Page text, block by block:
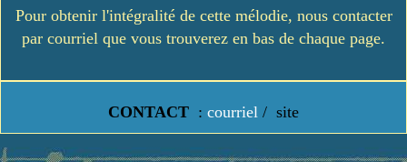
Pour obtenir l'intégralité de cette mélodie, nous contacter
par courriel que vous trouverez en bas de chaque page.
CONTACT : courriel / site
https://www.lavielledanstoussesetats.fr